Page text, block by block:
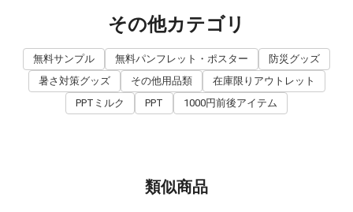
その他カテゴリ
無料サンプル 無料パンフレット・ポスター
防災グッズ
暑さ対策グッズ
その他用品類
在庫限りアウトレット
PPTミルク
PPT 1000円前後アイテム
類似商品